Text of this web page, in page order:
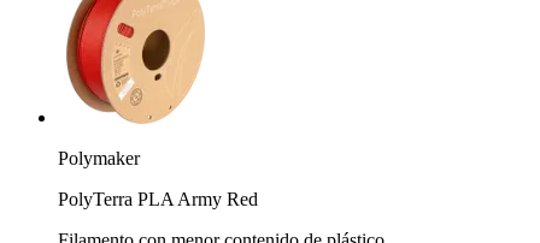
Polymaker
PolyTerra PLA Army Red